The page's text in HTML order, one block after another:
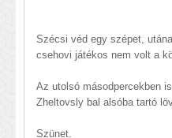
Szécsi véd egy szépet,
csehovi játékos nem volt a
Az utolsó másodpercekben
Zheltovsly bal alsóba tartó
Szünet.